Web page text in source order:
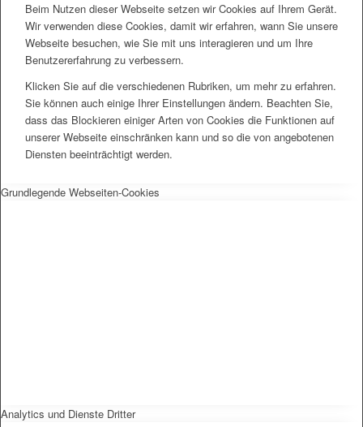
Beim Nutzen dieser Webseite setzen wir Cookies auf Ihrem Gerät.
Wir verwenden diese Cookies, damit wir erfahren, wann Sie unsere
Webseite besuchen, wie Sie mit uns interagieren und um Ihre
Benutzererfahrung zu verbessern.
Klicken Sie auf die verschiedenen Rubriken, um mehr zu erfahren.
Sie können auch einige Ihrer Einstellungen ändern. Beachten Sie,
dass das Blockieren einiger Arten von Cookies die Funktionen auf
unserer Webseite einschränken kann und so die von angebotenen
Diensten beeinträchtigt werden.
Grundlegende Webseiten-Cookies
Analytics und Dienste Dritter